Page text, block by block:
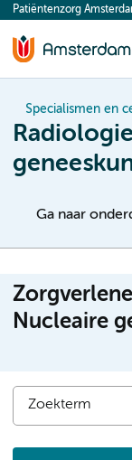
content
Patiëntenzorg
Specialismen en
Ga naar
Nucleaire